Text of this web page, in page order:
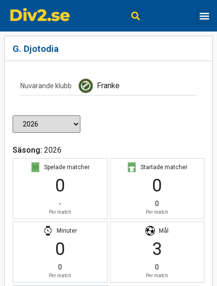
G. Djotodia
Nuvarande klubb Franke
Säsong: 2026
Spelade matcher
0
-
Per match
Startade matcher
0
0
Per match
Minuter
0
0
Per match
Mål
3
0
Per match